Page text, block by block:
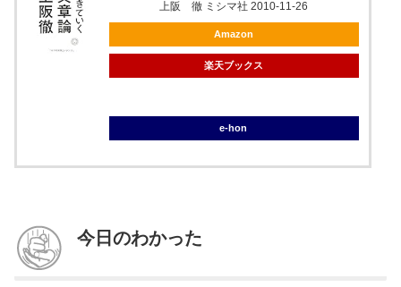
上阪 徹 ミシマ社 2010-11-26
Amazon
楽天ブックス
e-hon
今日のわかった